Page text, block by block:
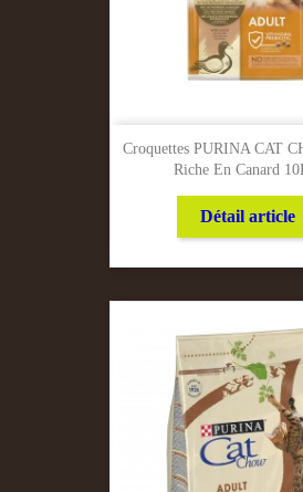
Croquettes PURINA CAT
Riche En Canard
Détail article